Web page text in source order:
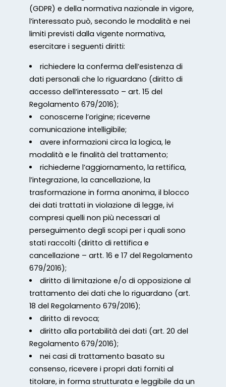
(GDPR) e della normativa nazionale in vigore,
l’interessato può, secondo le modalità e nei
limiti previsti dalla vigente normativa,
esercitare i seguenti diritti:
richiedere la conferma dell’esistenza di
dati personali che lo riguardano (diritto di
accesso dell’interessato – art. 15 del
Regolamento 679/2016);
conoscerne l’origine; riceverne
comunicazione intelligibile;
avere informazioni circa la logica, le
modalità e le finalità del trattamento;
richiederne l’aggiornamento, la rettifica,
l’integrazione, la cancellazione, la
trasformazione in forma anonima, il blocco
dei dati trattati in violazione di legge, ivi
compresi quelli non più necessari al
perseguimento degli scopi per i quali sono
stati raccolti (diritto di rettifica e
cancellazione – artt. 16 e 17 del Regolamento
679/2016);
diritto di limitazione e/o di opposizione al
trattamento dei dati che lo riguardano (art.
18 del Regolamento 679/2016);
diritto di revoca;
diritto alla portabilità dei dati (art. 20 del
Regolamento 679/2016);
nei casi di trattamento basato su
consenso, ricevere i propri dati forniti al
titolare, in forma strutturata e leggibile da un